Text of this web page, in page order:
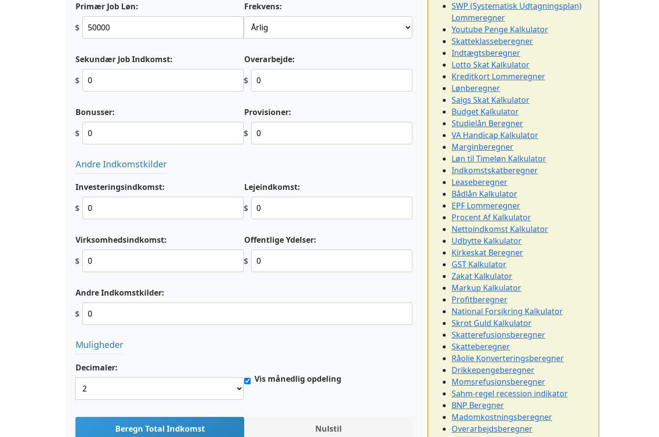
Primær Job Løn:
$
Frekvens:
Sekundær Job Indkomst:
$
Overarbejde:
$
Bonusser:
$
Provisioner:
$
Andre Indkomstkilder
Investeringsindkomst:
$
Lejeindkomst:
$
Virksomhedsindkomst:
$
Offentlige Ydelser:
$
Andre Indkomstkilder:
$
Muligheder
Decimaler:
Vis månedlig opdeling
Beregn Total Indkomst Nulstil
SWP (Systematisk Udtagningsplan)
Lommeregner
Youtube Penge Kalkulator
Skatteklasseberegner
Indtægtsberegner
Lotto Skat Kalkulator
Kreditkort Lommeregner
Lønberegner
Salgs Skat Kalkulator
Budget Kalkulator
Studielån Beregner
VA Handicap Kalkulator
Marginberegner
Løn til Timeløn Kalkulator
Indkomstskatberegner
Leaseberegner
Bådlån Kalkulator
EPF Lommeregner
Procent Af Kalkulator
Nettoindkomst Kalkulator
Udbytte Kalkulator
Kirkeskat Beregner
GST Kalkulator
Zakat Kalkulator
Markup Kalkulator
Profitberegner
National Forsikring Kalkulator
Skrot Guld Kalkulator
Skatterefusionsberegner
Skatteberegner
Råolie Konverteringsberegner
Drikkepengeberegner
Momsrefusionsberegner
Sahm-regel recession indikator
BNP Beregner
Madomkostningsberegner
Overarbejdsberegner